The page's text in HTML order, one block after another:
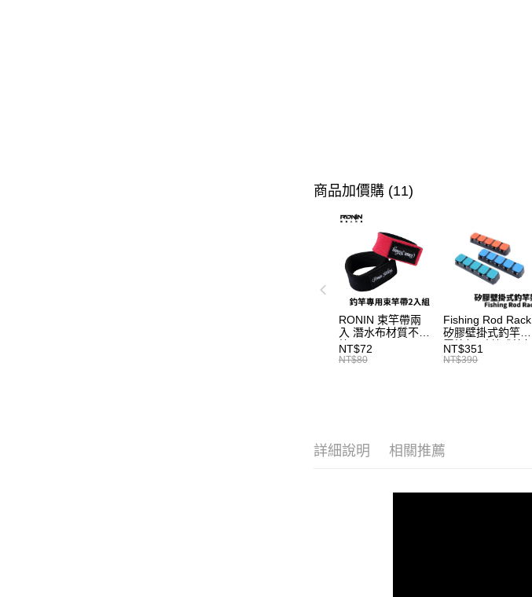
商品加價購 (11)
RONIN 束竿帶兩
入 潛水布材質不傷
竿 A027
NT$72
NT$80
Fishing Rod Rack
矽膠壁掛式釣竿架
置竿架 壁鎖式竿架
釣竿展示架 T1086
NT$351
NT$390
詳細說明 相關推薦